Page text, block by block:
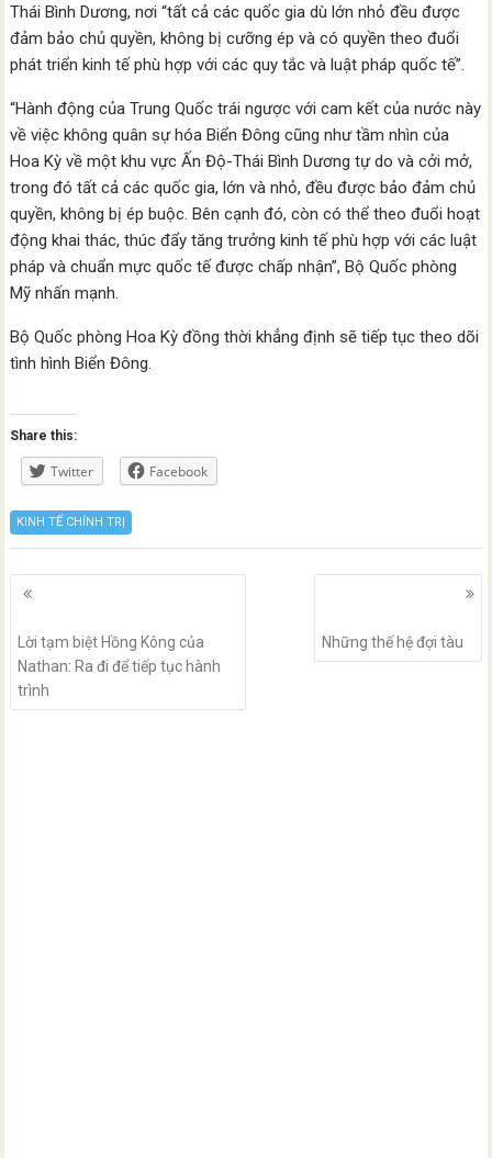
Thái Bình Dương, nơi “tất cả các quốc gia dù lớn nhỏ đều được
đảm bảo chủ quyền, không bị cưỡng ép và có quyền theo đuổi
phát triển kinh tế phù hợp với các quy tắc và luật pháp quốc tế”.
“Hành động của Trung Quốc trái ngược với cam kết của nước này
về việc không quân sự hóa Biển Đông cũng như tầm nhìn của
Hoa Kỳ về một khu vực Ấn Độ-Thái Bình Dương tự do và cởi mở,
trong đó tất cả các quốc gia, lớn và nhỏ, đều được bảo đảm chủ
quyền, không bị ép buộc. Bên cạnh đó, còn có thể theo đuổi hoạt
động khai thác, thúc đẩy tăng trưởng kinh tế phù hợp với các luật
pháp và chuẩn mực quốc tế được chấp nhận”, Bộ Quốc phòng
Mỹ nhấn mạnh.
Bộ Quốc phòng Hoa Kỳ đồng thời khẳng định sẽ tiếp tục theo dõi
tình hình Biển Đông.
Share this:
Twitter Facebook
KINH TẾ CHÍNH TRỊ
Posts
Lời tạm biệt Hồng Kông của
Nathan: Ra đi để tiếp tục hành
trình
Những thế hệ đợi tàu